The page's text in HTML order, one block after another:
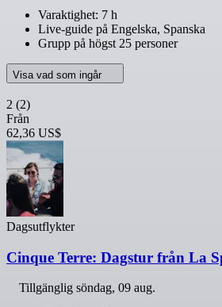
Varaktighet: 7 h
Live-guide på Engelska, Spanska
Grupp på högst 25 personer
Visa vad som ingår
2 (2)
Från
62,36 US$
Dagsutflykter
Cinque Terre: Dagstur från La
Tillgänglig söndag, 09 aug.